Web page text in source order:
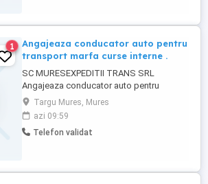
1
Angajeaza conducator auto pentru
transport marfa curse interne .
SC MURESEXPEDITII TRANS SRL
Angajeaza conducator auto pentru
transport marfa curse interne . Cerinte:
Aviz medical si psihologic; Permis
categoria CE; Atestat profesional de
transport marfa; Card tahograf digital;
Targu Mures, Mures
azi 09:59
Telefon validat